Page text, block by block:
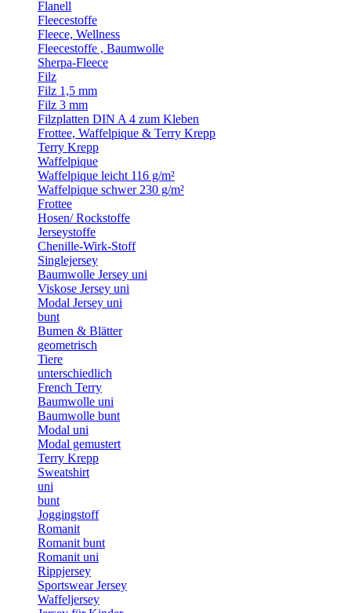
Flanell
Fleecestoffe
Fleece, Wellness
Fleecestoffe , Baumwolle
Sherpa-Fleece
Filz
Filz 1,5 mm
Filz 3 mm
Filzplatten DIN A 4 zum Kleben
Frottee, Waffelpique & Terry Krepp
Terry Krepp
Waffelpique
Waffelpique leicht 116 g/m²
Waffelpique schwer 230 g/m²
Frottee
Hosen/ Rockstoffe
Jerseystoffe
Chenille-Wirk-Stoff
Singlejersey
Baumwolle Jersey uni
Viskose Jersey uni
Modal Jersey uni
bunt
Bumen & Blätter
geometrisch
Tiere
unterschiedlich
French Terry
Baumwolle uni
Baumwolle bunt
Modal uni
Modal gemustert
Terry Krepp
Sweatshirt
uni
bunt
Joggingstoff
Romanit
Romanit bunt
Romanit uni
Rippjersey
Sportswear Jersey
Waffeljersey